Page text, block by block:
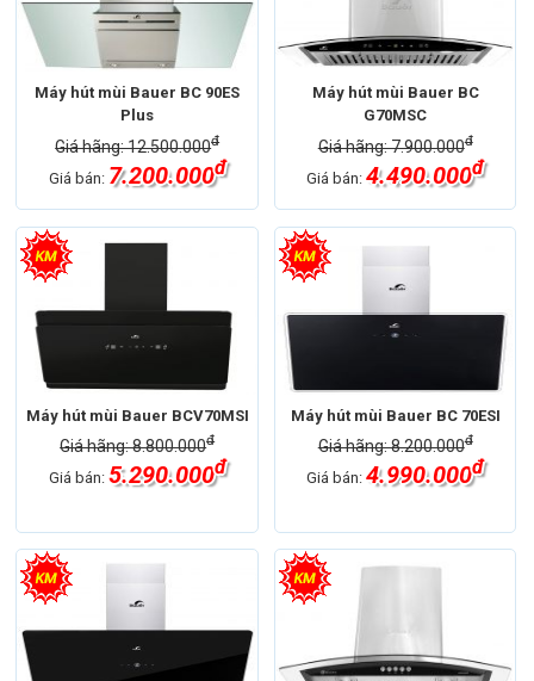
Máy hút mùi Bauer BC 90ES
Plus
Giá hãng: 12.500.000đ
Giá bán: 7.200.000đ
Máy hút mùi Bauer BC
G70MSC
Giá hãng: 7.900.000đ
Giá bán:4.490.000đ
Máy hút mùi Bauer BCV70MSI
Giá hãng: 8.800.000đ
Giá bán: 5.290.000đ
Máy hút mùi Bauer BC 70ESI
Giá hãng: 8.200.000đ
Giá bán:4.990.000đ